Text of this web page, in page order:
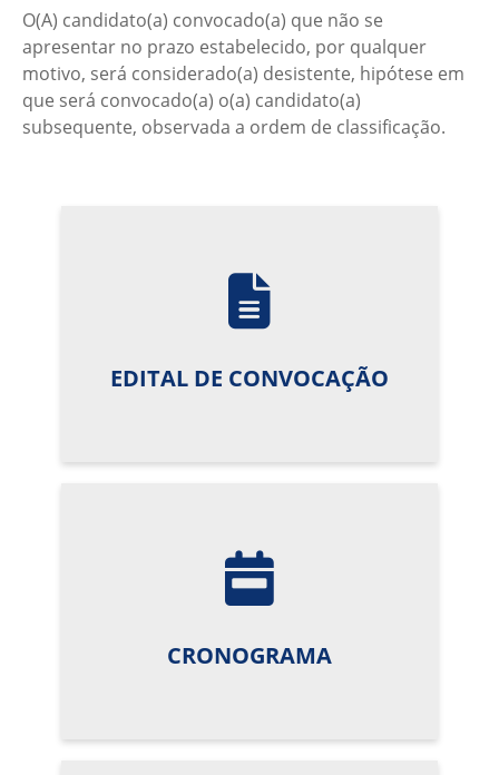
O(A) candidato(a) convocado(a) que não se
apresentar no prazo estabelecido, por qualquer
motivo, será considerado(a) desistente, hipótese em
que será convocado(a) o(a) candidato(a)
subsequente, observada a ordem de classificação.
EDITAL DE CONVOCAÇÃO
CRONOGRAMA